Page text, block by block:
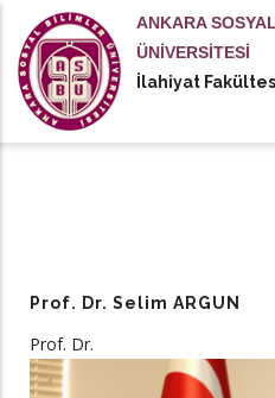
içeriğe
atla
ANKARA
ÜNİVERSİTESİ
İlahiyat
Prof. Dr. Selim ARGUN
Prof. Dr.